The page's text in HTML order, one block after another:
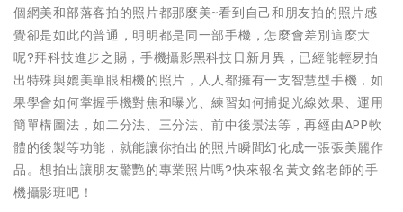
個網美和部落客拍的照片都那麼美~看到自己和朋友拍的照片感
覺卻是如此的普通，明明都是同一部手機，怎麼會差別這麼大
呢?拜科技進步之賜，手機攝影黑科技日新月異，已經能輕易拍
出特殊與媲美單眼相機的照片，人人都擁有一支智慧型手機，如
果學會如何掌握手機對焦和曝光、練習如何捕捉光線效果、運用
簡單構圖法，如二分法、三分法、前中後景法等，再經由APP軟
體的後製等功能，就能讓你拍出的照片瞬間幻化成一張張美麗作
品。想拍出讓朋友驚艷的專業照片嗎?快來報名黃文銘老師的手
機攝影班吧！